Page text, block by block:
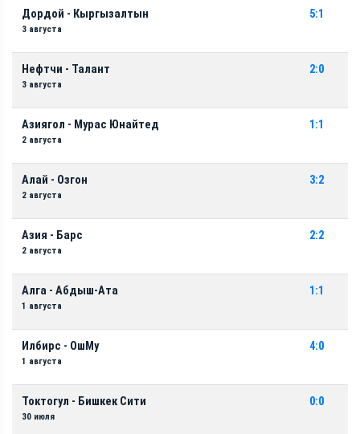
Дордой - Кыргызалтын
3 августа
5:1
Нефтчи - Талант
3 августа
2:0
Азиягол - Мурас Юнайтед
2 августа
1:1
Алай - Озгон
2 августа
3:2
Азия - Барс
2 августа
2:2
Алга - Абдыш-Ата
1 августа
1:1
Илбирс - ОшМу
1 августа
4:0
Токтогул - Бишкек Сити
30 июля
0:0